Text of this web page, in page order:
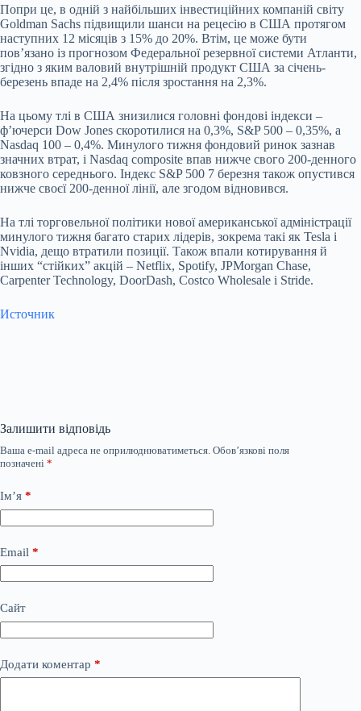
Попри це, в одній з найбільших інвестиційних компаній світу
Goldman Sachs підвищили шанси на рецесію в США протягом
наступних 12 місяців з 15% до 20%. Втім, це може бути
повʼязано із прогнозом Федеральної резервної системи Атланти,
згідно з яким валовий внутрішній продукт США за січень-
березень впаде на 2,4% після зростання на 2,3%.
На цьому тлі в США знизилися головні фондові індекси –
ф’ючерси Dow Jones скоротилися на 0,3%, S&P 500 – 0,35%, а
Nasdaq 100 – 0,4%. Минулого тижня фондовий ринок зазнав
значних втрат, і Nasdaq composite впав нижче свого 200-денного
ковзного середнього. Індекс S&P 500 7 березня також опустився
нижче своєї 200-денної лінії, але згодом відновився.
На тлі торговельної політики нової американської адміністрації
минулого тижня багато старих лідерів, зокрема такі як Tesla і
Nvidia, дещо втратили позиції. Також впали котирування й
інших “стійких” акцій – Netflix, Spotify, JPMorgan Chase,
Carpenter Technology, DoorDash, Costco Wholesale і Stride.
Источник
Залишити відповідь
Ваша e-mail адреса не оприлюднюватиметься. Обов’язкові поля
позначені *
Ім’я *
Email *
Сайт
Додати коментар *